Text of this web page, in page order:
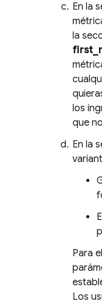
En la
la
los
que
En la
Para el
Los